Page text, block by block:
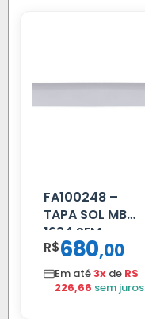
FA100248 –
TAPA SOL MB
1634 SEM
SUPORTE FIBRA
R$680,00
Em até3x de R$
226,66 sem juros